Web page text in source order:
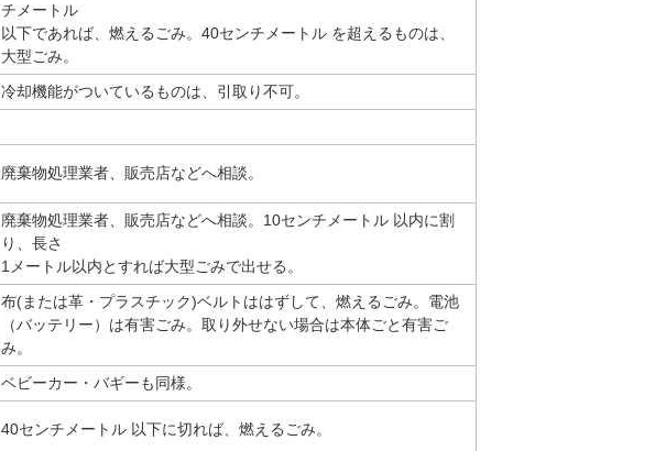
チメートル
以下であれば、燃えるごみ。40センチメートル を超えるものは、
大型ごみ。
冷却機能がついているものは、引取り不可。
廃棄物処理業者、販売店などへ相談。
廃棄物処理業者、販売店などへ相談。10センチメートル 以内に割
り、長さ
1メートル以内とすれば大型ごみで出せる。
布(または革・プラスチック)ベルトははずして、燃えるごみ。電池
（バッテリー）は有害ごみ。取り外せない場合は本体ごと有害ご
み。
ベビーカー・バギーも同様。
40センチメートル 以下に切れば、燃えるごみ。